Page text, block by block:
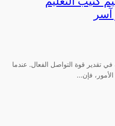
في تقدير قوة التواصل الفعال. عندما
فإن...